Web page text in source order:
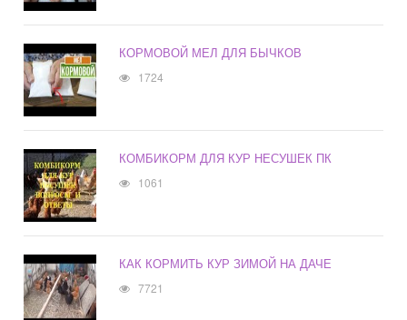
КОРМОВОЙ МЕЛ ДЛЯ БЫЧКОВ
1724
КОМБИКОРМ ДЛЯ КУР НЕСУШЕК ПК
1061
КАК КОРМИТЬ КУР ЗИМОЙ НА ДАЧЕ
7721